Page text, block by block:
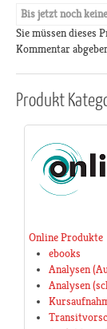
Bis jetzt noch
Sie müssen dieses
Kommentar
Produkt
Online Produkte
ebooks
Analysen
Analysen